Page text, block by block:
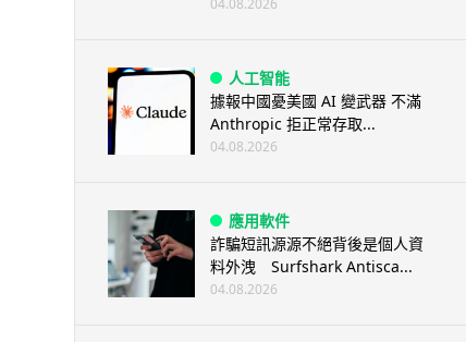
人工智能
據報中國憂美國 AI 變武器 不滿
Anthropic 拒正常存取...
04.08.2026
應用軟件
詐騙短訊源源不絕背後是個人資
料外洩 Surfshark Antisca...
04.08.2026